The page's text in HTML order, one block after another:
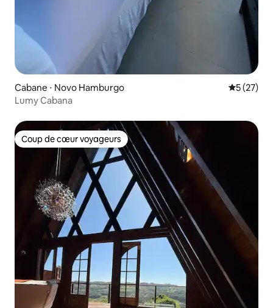
Cabane ⋅ Novo Hamburgo
5 (27)
Lumy Cabana
Coup de cœur voyageurs
Coup de cœur voyageurs